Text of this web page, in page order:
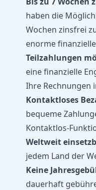
haben die
Wochen zinsfrei
enorme
Teilzahlungen
eine finanzielle
Ihre Rechnungen
Kontaktloses
bequeme
Kontaktlos-
Weltweit
jedem Land der
Keine
dauerhaft